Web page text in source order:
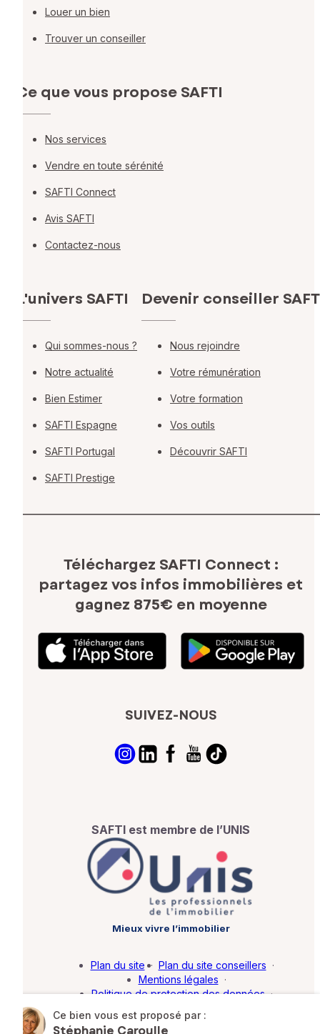
Ce bien vous est proposé par :
Louer un bien
Trouver un conseiller
Ce que vous propose SAFTI
Nos services
Vendre en toute sérénité
SAFTI Connect
Avis SAFTI
Contactez-nous
L'univers SAFTI
Qui sommes-nous ?
Notre actualité
Bien Estimer
SAFTI Espagne
SAFTI Portugal
SAFTI Prestige
Devenir conseiller
Nous rejoindre
Votre rémunération
Votre formation
Vos outils
Découvrir SAFTI
Téléchargez SAFTI Connect :
partagez vos infos immobilières et
gagnez 875€ en moyenne
SUIVEZ-NOUS
SAFTI est membre de l’UNIS
Mieux vivre l’immobilier
Plan du site · Plan du site conseillers ·
Mentions légales ·
Politique de protection des données ·